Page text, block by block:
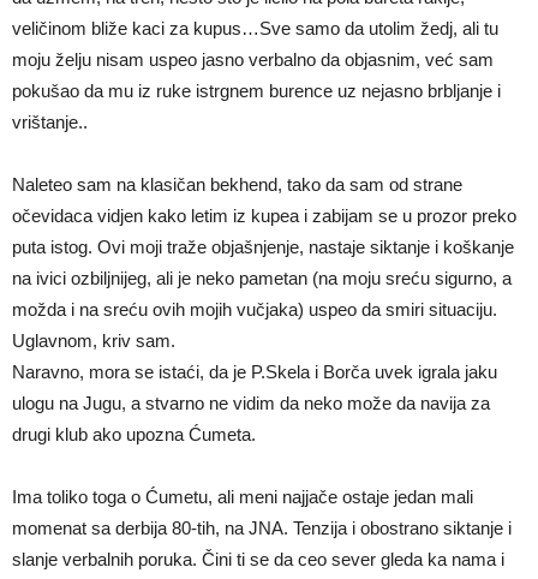
veličinom bliže kaci za kupus…Sve samo da utolim žedj, ali tu
moju želju nisam uspeo jasno verbalno da objasnim, već sam
pokušao da mu iz ruke istrgnem burence uz nejasno brbljanje i
vrištanje..
Naleteo sam na klasičan bekhend, tako da sam od strane
očevidaca vidjen kako letim iz kupea i zabijam se u prozor preko
puta istog. Ovi moji traže objašnjenje, nastaje siktanje i koškanje
na ivici ozbiljnijeg, ali je neko pametan (na moju sreću sigurno, a
možda i na sreću ovih mojih vučjaka) uspeo da smiri situaciju.
Uglavnom, kriv sam.
Naravno, mora se istaći, da je P.Skela i Borča uvek igrala jaku
ulogu na Jugu, a stvarno ne vidim da neko može da navija za
drugi klub ako upozna Ćumeta.
Ima toliko toga o Ćumetu, ali meni najjače ostaje jedan mali
momenat sa derbija 80-tih, na JNA. Tenzija i obostrano siktanje i
slanje verbalnih poruka. Čini ti se da ceo sever gleda ka nama i